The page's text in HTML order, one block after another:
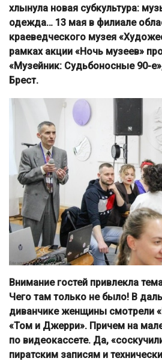
хлынула новая субкультура:
одежда… 13 мая в филиале
краеведческого музея
рамках акции «Ночь музеев»
«Музейник: Судьбоносные 90-
Брест.
Внимание гостей привлекла
Чего там только не было! В
диванчике женщины смотрели
«Том и Джерри». Причем на
по видеокассете. Да,
пиратским записям и